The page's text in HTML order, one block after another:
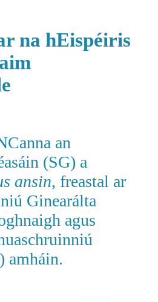
na hEispéiris
e
an
(SG) a
ansin, freastal ar
Ginearálta
agus
amháin.